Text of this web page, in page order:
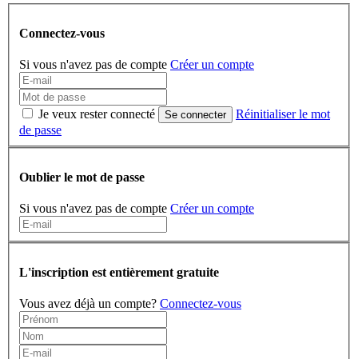
Connectez-vous
Si vous n'avez pas de compte Créer un compte
Je veux rester connecté Se connecter
Réinitialiser le mot
de passe
Oublier le mot de passe
Si vous n'avez pas de compte Créer un compte
L'inscription est entièrement gratuite
Vous avez déjà un compte? Connectez-vous